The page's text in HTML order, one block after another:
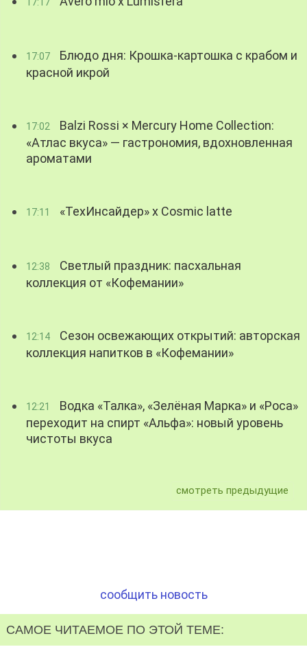
17:07
Блюдо дня: Крошка-картошка с крабом и
красной икрой
17:02
Balzi Rossi × Mercury Home Collection:
«Атлас вкуса» — гастрономия, вдохновленная
ароматами
17:11 «ТехИнсайдер» х Cosmic latte
12:38
Светлый праздник: пасхальная
коллекция от «Кофемании»
12:14
Сезон освежающих открытий: авторская
коллекция напитков в «Кофемании»
12:21
Водка «Талка», «Зелёная Марка» и «Роса»
переходит на спирт «Альфа»: новый уровень
чистоты вкуса
смотреть предыдущие
сообщить новость
САМОЕ ЧИТАЕМОЕ ПО ЭТОЙ ТЕМЕ: